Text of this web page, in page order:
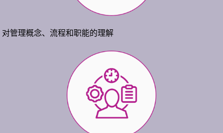
对管理概念、流程和职能的理解